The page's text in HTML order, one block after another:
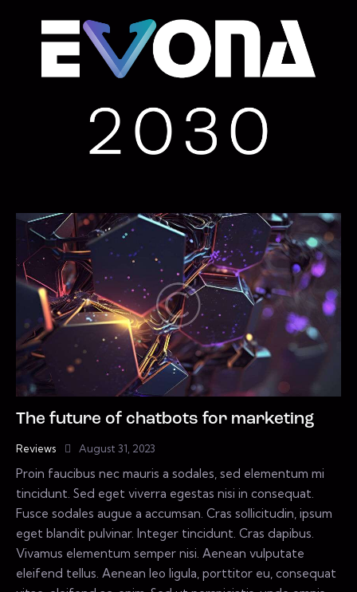
The future of chatbots for marketing
Reviews August 31, 2023
Proin faucibus nec mauris a sodales, sed elementum mi
tincidunt. Sed eget viverra egestas nisi in consequat.
Fusce sodales augue a accumsan. Cras sollicitudin, ipsum
eget blandit pulvinar. Integer tincidunt. Cras dapibus.
Vivamus elementum semper nisi. Aenean vulputate
eleifend tellus. Aenean leo ligula, porttitor eu, consequat